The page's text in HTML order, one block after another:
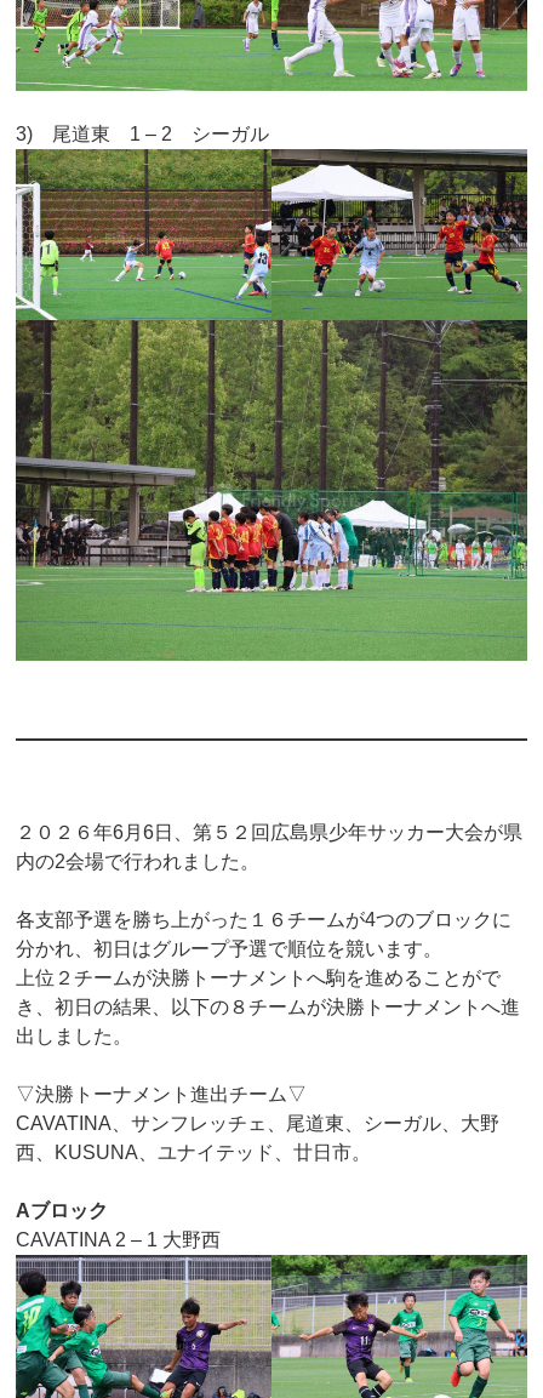
3) 尾道東 1 – 2 シーガル
２０２６年6月6日、第５２回広島県少年サッカー大会が県
内の2会場で行われました。
各支部予選を勝ち上がった１６チームが4つのブロックに
分かれ、初日はグループ予選で順位を競います。
上位２チームが決勝トーナメントへ駒を進めることがで
き、初日の結果、以下の８チームが決勝トーナメントへ進
出しました。
▽決勝トーナメント進出チーム▽
CAVATINA、サンフレッチェ、尾道東、シーガル、大野
西、KUSUNA、ユナイテッド、廿日市。
Aブロック
CAVATINA 2 – 1 大野西